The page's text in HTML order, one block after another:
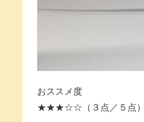
おススメ度
★★★☆☆（３点／５点）